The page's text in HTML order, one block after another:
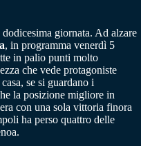
giornata. Ad alzare
, in programma venerdì 5
in palio punti molto
che vede protagoniste
se si guardano i
la posizione migliore in
con una sola vittoria finora
ha perso quattro delle